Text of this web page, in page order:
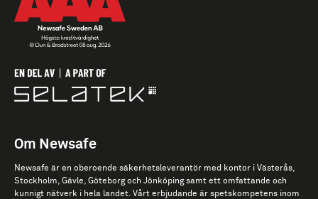
Om Newsafe
Newsafe är en oberoende säkerhetsleverantör med kontor i Västerås,
Stockholm, Gävle, Göteborg och Jönköping samt ett omfattande och
kunnigt nätverk i hela landet. Vårt erbjudande är spetskompetens inom